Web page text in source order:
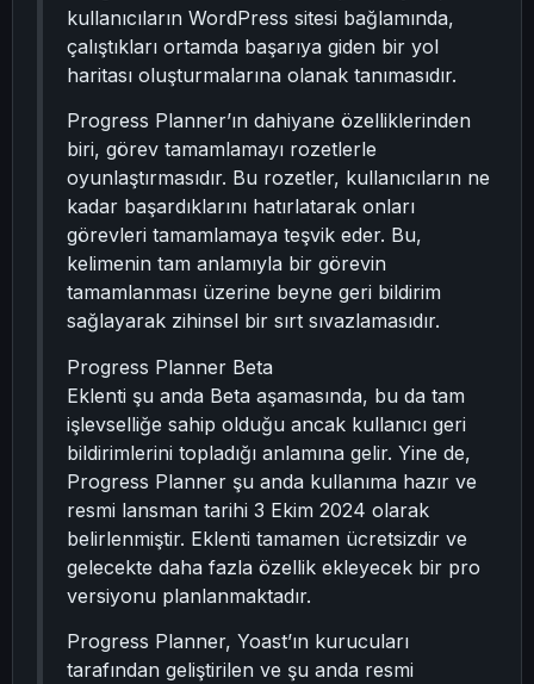
kullanıcıların WordPress sitesi bağlamında,
çalıştıkları ortamda başarıya giden bir yol
haritası oluşturmalarına olanak tanımasıdır.
Progress Planner’ın dahiyane özelliklerinden
biri, görev tamamlamayı rozetlerle
oyunlaştırmasıdır. Bu rozetler, kullanıcıların ne
kadar başardıklarını hatırlatarak onları
görevleri tamamlamaya teşvik eder. Bu,
kelimenin tam anlamıyla bir görevin
tamamlanması üzerine beyne geri bildirim
sağlayarak zihinsel bir sırt sıvazlamasıdır.
Progress Planner Beta
Eklenti şu anda Beta aşamasında, bu da tam
işlevselliğe sahip olduğu ancak kullanıcı geri
bildirimlerini topladığı anlamına gelir. Yine de,
Progress Planner şu anda kullanıma hazır ve
resmi lansman tarihi 3 Ekim 2024 olarak
belirlenmiştir. Eklenti tamamen ücretsizdir ve
gelecekte daha fazla özellik ekleyecek bir pro
versiyonu planlanmaktadır.
Progress Planner, Yoast’ın kurucuları
tarafından geliştirilen ve şu anda resmi